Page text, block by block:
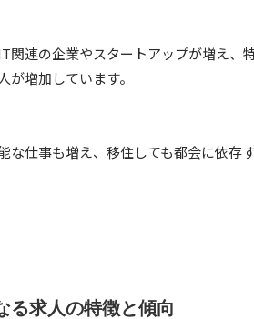
関連の企業やスタートアップが増え、
が増加しています。
な仕事も増え、移住しても都会に依存
る求人の特徴と傾向